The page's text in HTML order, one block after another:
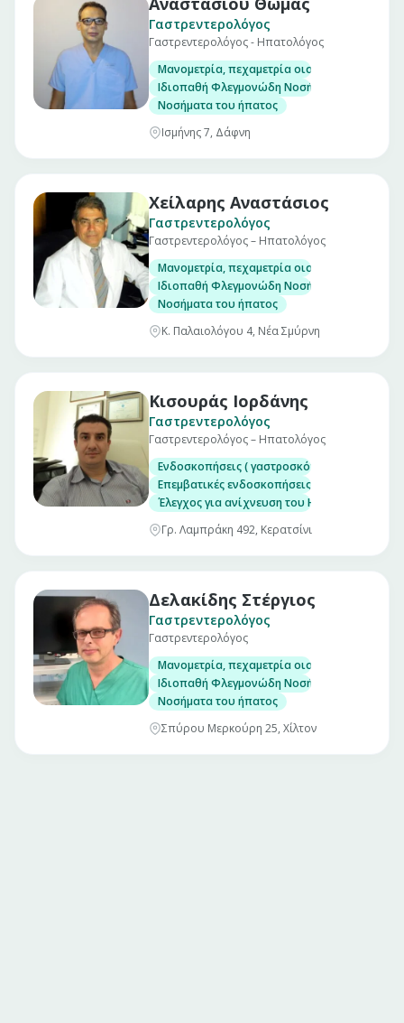
Γαστρεντερολόγος
Γαστρεντερολόγος - Ηπατολόγος
Μανομετρία, πεχαμετρία οισοφάγου και
Ιδιοπαθή Φλεγμονώδη Νοσήματα Εντέρου.
Νοσήματα του ήπατος
Ισμήνης 7, Δάφνη
Χείλαρης Αναστάσιος
Γαστρεντερολόγος
Γαστρεντερολόγος – Ηπατολόγος
Μανομετρία, πεχαμετρία οισοφάγου και
Ιδιοπαθή Φλεγμονώδη Νοσήματα Εντέρου.
Νοσήματα του ήπατος
Κ. Παλαιολόγου 4, Νέα Σμύρνη
Κισουράς Ιορδάνης
Γαστρεντερολόγος
Γαστρεντερολόγος – Ηπατολόγος
Ενδοσκοπήσεις ( γαστροσκόπηση,
Επεμβατικές ενδοσκοπήσεις (
Έλεγχος για ανίχνευση του Helicobacter
Γρ. Λαμπράκη 492, Κερατσίνι
Δελακίδης Στέργιος
Γαστρεντερολόγος
Γαστρεντερολόγος
Μανομετρία, πεχαμετρία οισοφάγου και
Ιδιοπαθή Φλεγμονώδη Νοσήματα Εντέρου.
Νοσήματα του ήπατος
Σπύρου Μερκούρη 25, Χίλτον